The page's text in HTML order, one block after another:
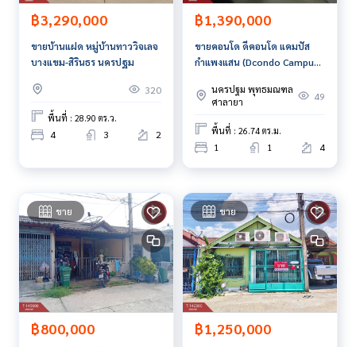
บ้านเดี่ยวสไตล์นอร์ดิก มือหนึ่ง
หน้าบ้านกว้าง 16 เมตร
ลึก 12.5 เมตร ระบบไฟฟ้า 3 เฟส น้ำไม่ท่วม
ฟรีค่าใช้จ่ายวันโอนกรรมสิทธิ์
บริการดูแลหลังการขาย 1 ปี
เครื่องปรับอากาศ
ระบบกันปลวก
ปั๊มน้ำแรงดันสูง
ถังน้ำ 1,000 ลิตร
สถานที่ใกล้เคียง
- ปั๊ม PT
- เซเว่น (มีบริการส่งเดลิเวอร์รี่ส่งถึงบ้าน)
- บริษัท ไทยฟูดส์
- วัดบางไผ่นารถ
- ตลาดปลา-กุ้ง บางเลน
฿3,290,000
ขายบ้านแฝด หมู่บ้านทาววิจเลจ
บางแขม-สิรินธร นครปฐม
320
พื้นที่ : 28.90 ตร.ว.
4 3 2
฿1,390,000
ขายคอนโด ดีคอนโด แคมปัส
กำแพงแสน (Dcondo Campus
นครปฐม พุทธมณฑล
ศาลายา
49
พื้นที่ : 26.74 ตร.ม.
1 1 4
ขาย
฿800,000
ขาย
฿1,250,000